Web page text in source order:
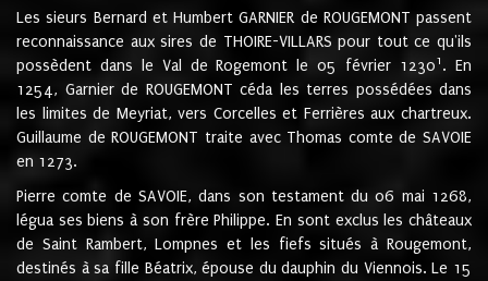
Les sieurs Bernard et Humbert GARNIER de ROUGEMONT passent
reconnaissance aux sires de THOIRE-VILLARS pour tout ce qu'ils
possèdent dans le Val de Rogemont le 05 février 12301 . En
1254, Garnier de ROUGEMONT céda les terres possédées dans
les limites de Meyriat, vers Corcelles et Ferrières aux chartreux.
Guillaume de ROUGEMONT traite avec Thomas comte de SAVOIE
en 1273.
Pierre comte de SAVOIE, dans son testament du 06 mai 1268,
légua ses biens à son frère Philippe. En sont exclus les châteaux
de Saint Rambert, Lompnes et les fiefs situés à Rougemont,
destinés à sa fille Béatrix, épouse du dauphin du Viennois. Le 15